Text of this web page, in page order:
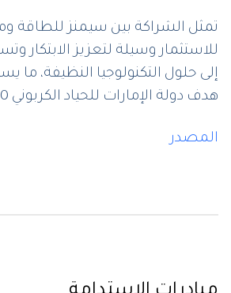
تمثل الشراكة بين سيمنز للطاقة
للاستثمار وسيلة لتعزيز الابتكار
إلى حلول التكنولوجيا النظيفة، ما
هدف دولة الإمارات للحياد الكربوني 2050.
المصدر